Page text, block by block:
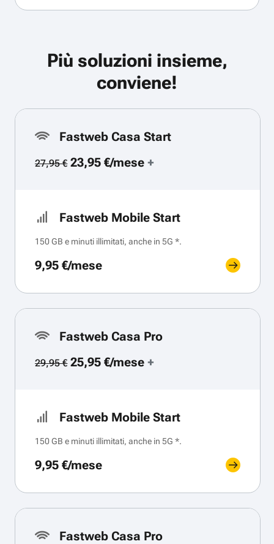
Più soluzioni insieme,
conviene!
Fastweb Casa Start
27,95 €23,95 €/mese+
Fastweb Mobile Start
150 GB e minuti illimitati, anche in 5G *.
9,95 €/mese
Fastweb Casa Pro
29,95 €25,95 €/mese+
Fastweb Mobile Start
150 GB e minuti illimitati, anche in 5G *.
9,95 €/mese
Fastweb Casa Pro